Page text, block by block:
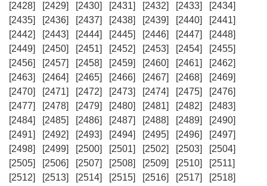
[2428]
[2429] [2430] [2431] [2432] [2433]
[2434]
[2435]
[2436] [2437] [2438] [2439] [2440]
[2441]
[2442]
[2443] [2444] [2445] [2446] [2447]
[2448]
[2449]
[2450] [2451] [2452] [2453] [2454]
[2455]
[2456]
[2457] [2458] [2459] [2460] [2461]
[2462]
[2463]
[2464] [2465] [2466] [2467] [2468]
[2469]
[2470]
[2471] [2472] [2473] [2474] [2475]
[2476]
[2477]
[2478] [2479] [2480] [2481] [2482]
[2483]
[2484]
[2485] [2486] [2487] [2488] [2489]
[2490]
[2491]
[2492] [2493] [2494] [2495] [2496]
[2497]
[2498]
[2499] [2500] [2501] [2502] [2503]
[2504]
[2505]
[2506] [2507] [2508] [2509] [2510]
[2511]
[2512]
[2513] [2514] [2515] [2516] [2517]
[2518]